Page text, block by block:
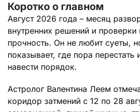
Коротко о главном
Август 2026 года – месяц
внутренних решений и проверки
прочность. Он не любит суеты,
показывает, где пора перестать
навести порядок.
Астролог Валентина Леем
коридор затмений с 12 по 28